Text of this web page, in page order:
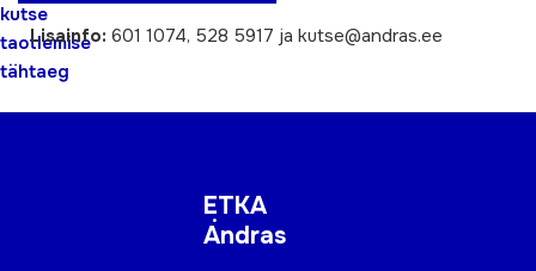
kutse
taotlemise
tähtaeg
Lisainfo: 601 1074, 528 5917 ja kutse@andras.ee
ETKA
Andras